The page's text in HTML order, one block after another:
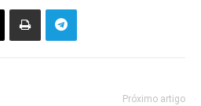
Próximo artigo